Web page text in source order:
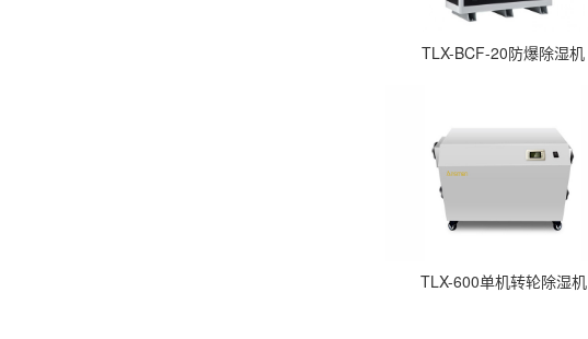
TLX-BCF-20防爆除湿机
TLX-600单机转轮除湿机